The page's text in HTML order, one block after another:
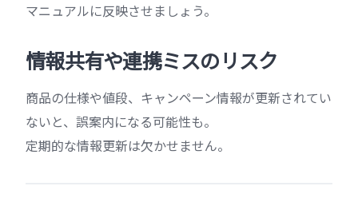
マニュアルに反映させましょう。
情報共有や連携ミスのリスク
商品の仕様や値段、キャンペーン情報が更新されてい
ないと、誤案内になる可能性も。
定期的な情報更新は欠かせません。